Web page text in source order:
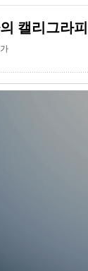
캘리그라